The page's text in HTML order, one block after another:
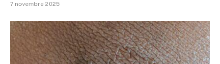
7 novembre 2025